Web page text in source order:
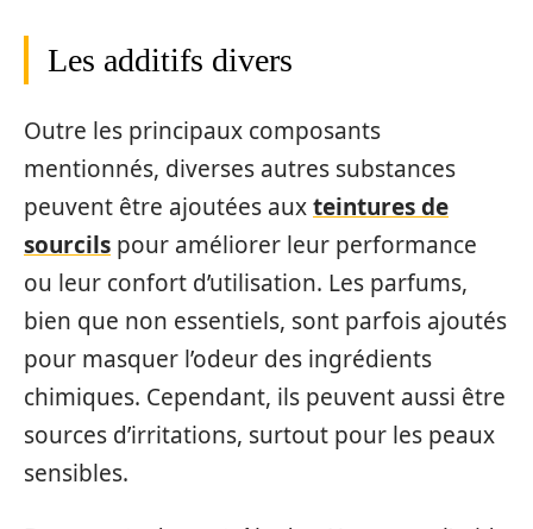
Les additifs divers
Outre les principaux composants
mentionnés, diverses autres substances
peuvent être ajoutées auxteintures de
sourcils pour améliorer leur performance
ou leur confort d’utilisation. Les parfums,
bien que non essentiels, sont parfois ajoutés
pour masquer l’odeur des ingrédients
chimiques. Cependant, ils peuvent aussi être
sources d’irritations, surtout pour les peaux
sensibles.